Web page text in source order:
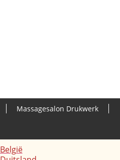
Massagesalon Drukwerk
België